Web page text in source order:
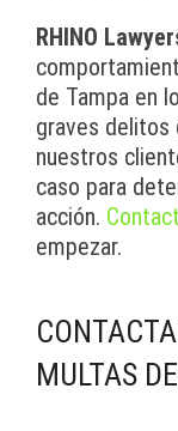
RHINO
de Tampa en
graves delitos
nuestros
caso para
acción.
empezar.
MULTAS